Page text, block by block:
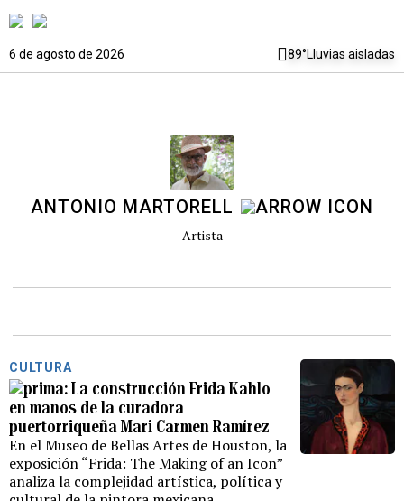
6 de agosto de 2026 89°Lluvias aisladas
ANTONIO MARTORELL
Artista
CULTURA
La construcción Frida Kahlo
en manos de la curadora
puertorriqueña Mari Carmen Ramírez
En el Museo de Bellas Artes de Houston, la
exposición “Frida: The Making of an Icon”
analiza la complejidad artística, política y